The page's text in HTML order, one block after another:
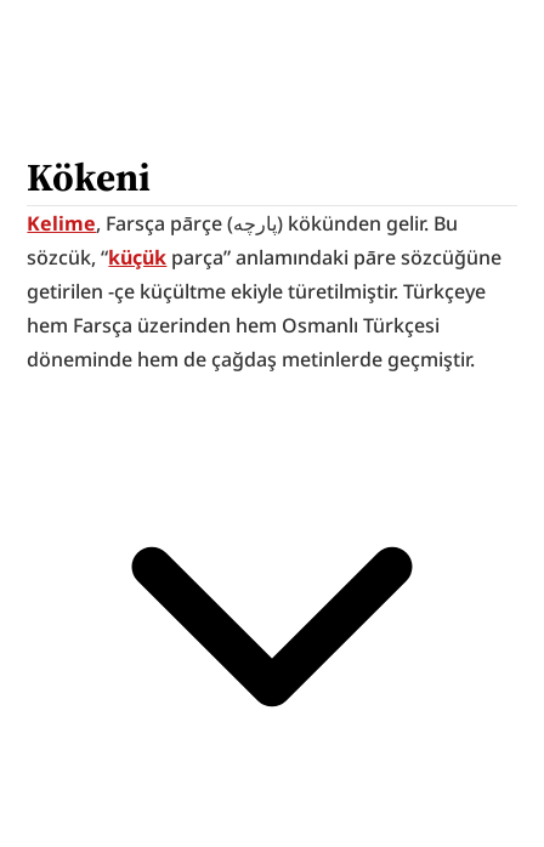
Kökeni
Kelime, Farsça pārçe (پارچه) kökünden gelir. Bu
sözcük, “küçük parça” anlamındaki pāre sözcüğüne
getirilen -çe küçültme ekiyle türetilmiştir. Türkçeye
hem Farsça üzerinden hem Osmanlı Türkçesi
döneminde hem de çağdaş metinlerde geçmiştir.